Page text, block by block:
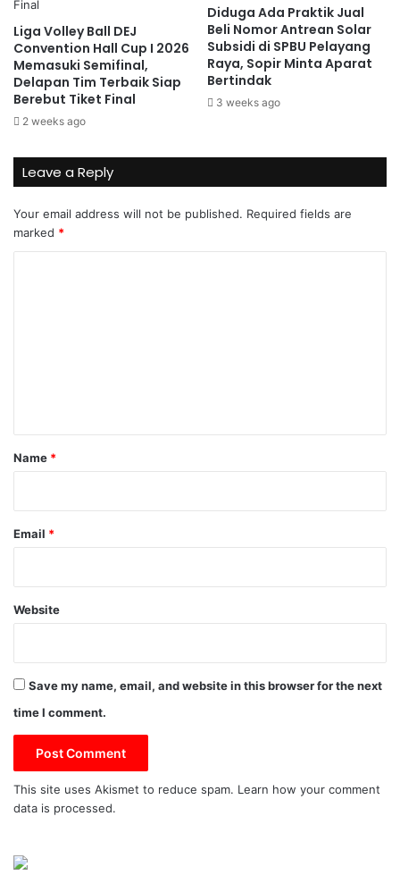
Liga Volley Ball DEJ
Convention Hall Cup I 2026
Memasuki Semifinal,
Delapan Tim Terbaik Siap
Berebut Tiket Final
2 weeks ago
Diduga Ada Praktik Jual
Beli Nomor Antrean Solar
Subsidi di SPBU Pelayang
Raya, Sopir Minta Aparat
Bertindak
3 weeks ago
Leave a Reply
Your email address will not be published. Required fields are
marked *
*
Name *
Email *
Website
Save my name, email, and website in this browser for the next
time I comment.
This site uses Akismet to reduce spam. Learn how your comment
data is processed.